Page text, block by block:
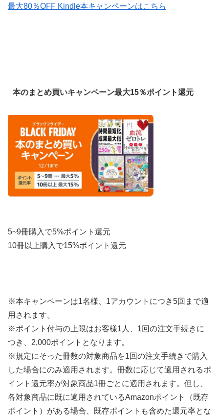
最大80％OFF Kindle本キャンペーンはこちら
本のまとめ買いキャンペーン最大15％ポイント還元
5~9冊購入で5%ポイント還元
10冊以上購入で15%ポイント還元
※本キャンペーンは1名様、1アカウントにつき5回まで適
用されます。
※ポイント付与の上限はお客様1人、1回の注文手続きに
つき、2,000ポイントとなります。
※規定にそった冊数の対象商品を1回の注文手続きで購入
した場合にのみ適用されます。冊数に応じて適用されるポ
イント還元率が対象商品1冊ごとに適用されます。但し、
各対象商品に既に適用されているAmazonポイント（既存
ポイント）がある場合、既存ポイントも含めた還元率とな